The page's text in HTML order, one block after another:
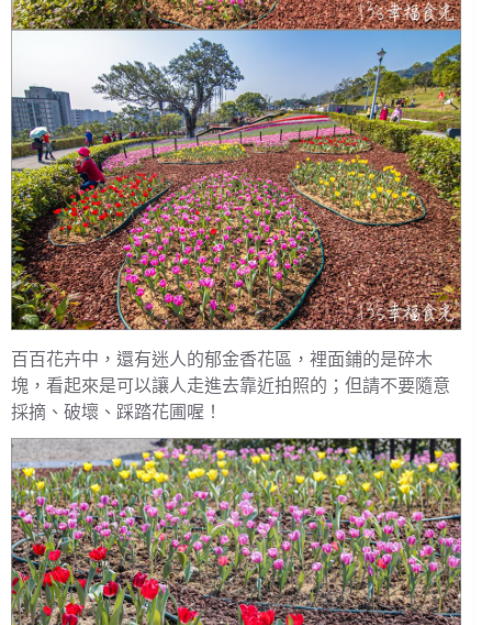
百百花卉中，還有迷人的郁金香花區，裡面鋪的是碎木
塊，看起來是可以讓人走進去靠近拍照的；但請不要隨意
採摘、破壞、踩踏花圃喔！